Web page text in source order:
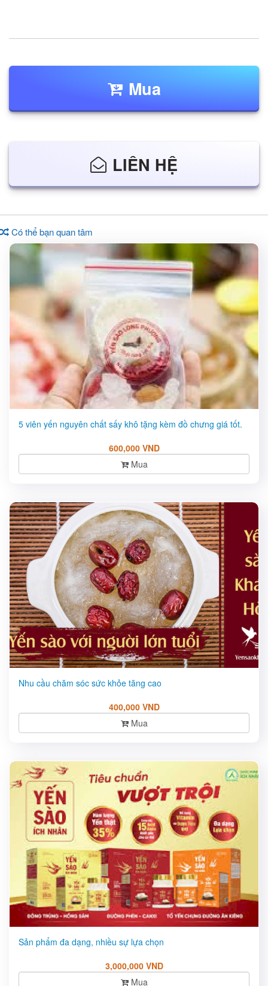
Mua
LIÊN HỆ
Có thể bạn quan tâm
5 viên yến nguyên chất sấy khô tặng kèm đồ chưng giá tốt.
600,000 VND
Mua
Nhu cầu chăm sóc sức khỏe tăng cao
400,000 VND
Mua
Sản phẩm đa dạng, nhiều sự lựa chọn
3,000,000 VND
Mua